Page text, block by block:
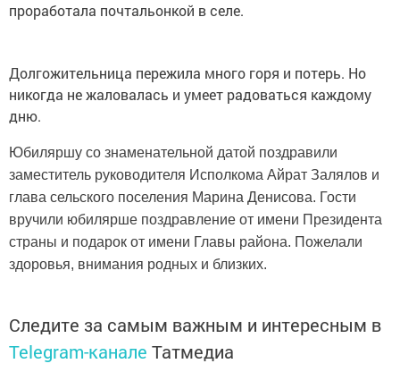
проработала почтальонкой в селе.
Долгожительница пережила много горя и потерь. Но
никогда не жаловалась и умеет радоваться каждому
дню.
Юбиляршу со знаменательной датой поздравили
заместитель руководителя Исполкома Айрат Залялов и
глава сельского поселения Марина Денисова. Гости
вручили юбилярше поздравление от имени Президента
страны и подарок от имени Главы района. Пожелали
здоровья, внимания родных и близких.
Следите за самым важным и интересным в
Telegram-канале Татмедиа